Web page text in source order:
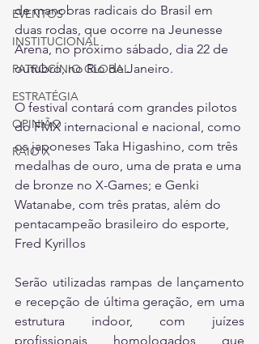
EVENTOS
INSTITUCIONAL
PATROCÍNIO GLOBAL
ESTRATÉGIA
OPINIÃO
RAIO X
de manobras radicais do Brasil em
duas rodas, que ocorre na Jeunesse
Arena, no próximo sábado, dia 22 de
outubro, no Rio de Janeiro.
O festival contará com grandes pilotos
do FMX internacional e nacional, como
os japoneses Taka Higashino, com três
medalhas de ouro, uma de prata e uma
de bronze no X-Games; e Genki
Watanabe, com três pratas, além do
pentacampeão brasileiro do esporte,
Fred Kyrillos
Serão utilizadas rampas de lançamento
e recepção de última geração, em uma
estrutura indoor, com juízes
profissionais homologados que